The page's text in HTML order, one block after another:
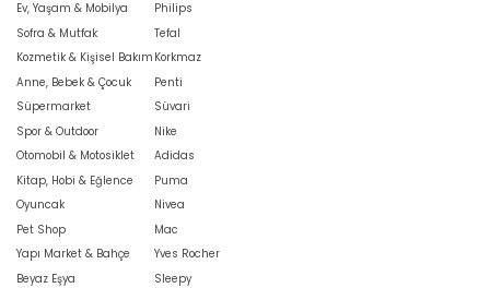
Ev, Yaşam & Mobilya
Sofra & Mutfak
Kozmetik & Kişisel Bakım
Anne, Bebek & Çocuk
Süpermarket
Spor & Outdoor
Otomobil & Motosiklet
Kitap, Hobi & Eğlence
Oyuncak
Pet Shop
Yapı Market & Bahçe
Beyaz Eşya
Philips
Tefal
Korkmaz
Penti
Süvari
Nike
Adidas
Puma
Nivea
Mac
Yves Rocher
Sleepy